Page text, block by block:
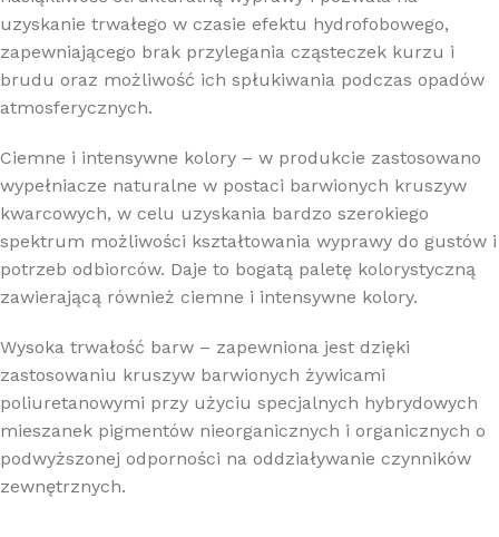
uzyskanie trwałego w czasie efektu hydrofobowego,
zapewniającego brak przylegania cząsteczek kurzu i
brudu oraz możliwość ich spłukiwania podczas opadów
atmosferycznych.
Ciemne i intensywne kolory – w produkcie zastosowano
wypełniacze naturalne w postaci barwionych kruszyw
kwarcowych, w celu uzyskania bardzo szerokiego
spektrum możliwości kształtowania wyprawy do gustów i
potrzeb odbiorców. Daje to bogatą paletę kolorystyczną
zawierającą również ciemne i intensywne kolory.
Wysoka trwałość barw – zapewniona jest dzięki
zastosowaniu kruszyw barwionych żywicami
poliuretanowymi przy użyciu specjalnych hybrydowych
mieszanek pigmentów nieorganicznych i organicznych o
podwyższonej odporności na oddziaływanie czynników
zewnętrznych.